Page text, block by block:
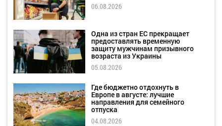
06.08.2026
Одна из стран ЕС прекращает
предоставлять временную
защиту мужчинам призывного
возраста из Украины
05.08.2026
Где бюджетно отдохнуть в
Европе в августе: лучшие
направления для семейного
отпуска
04.08.2026